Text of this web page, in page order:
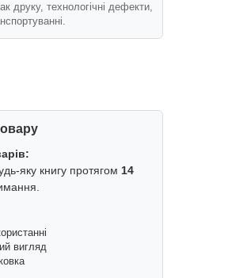
друку, технологічні дефекти,
яку книгу протягом 14
вигляд